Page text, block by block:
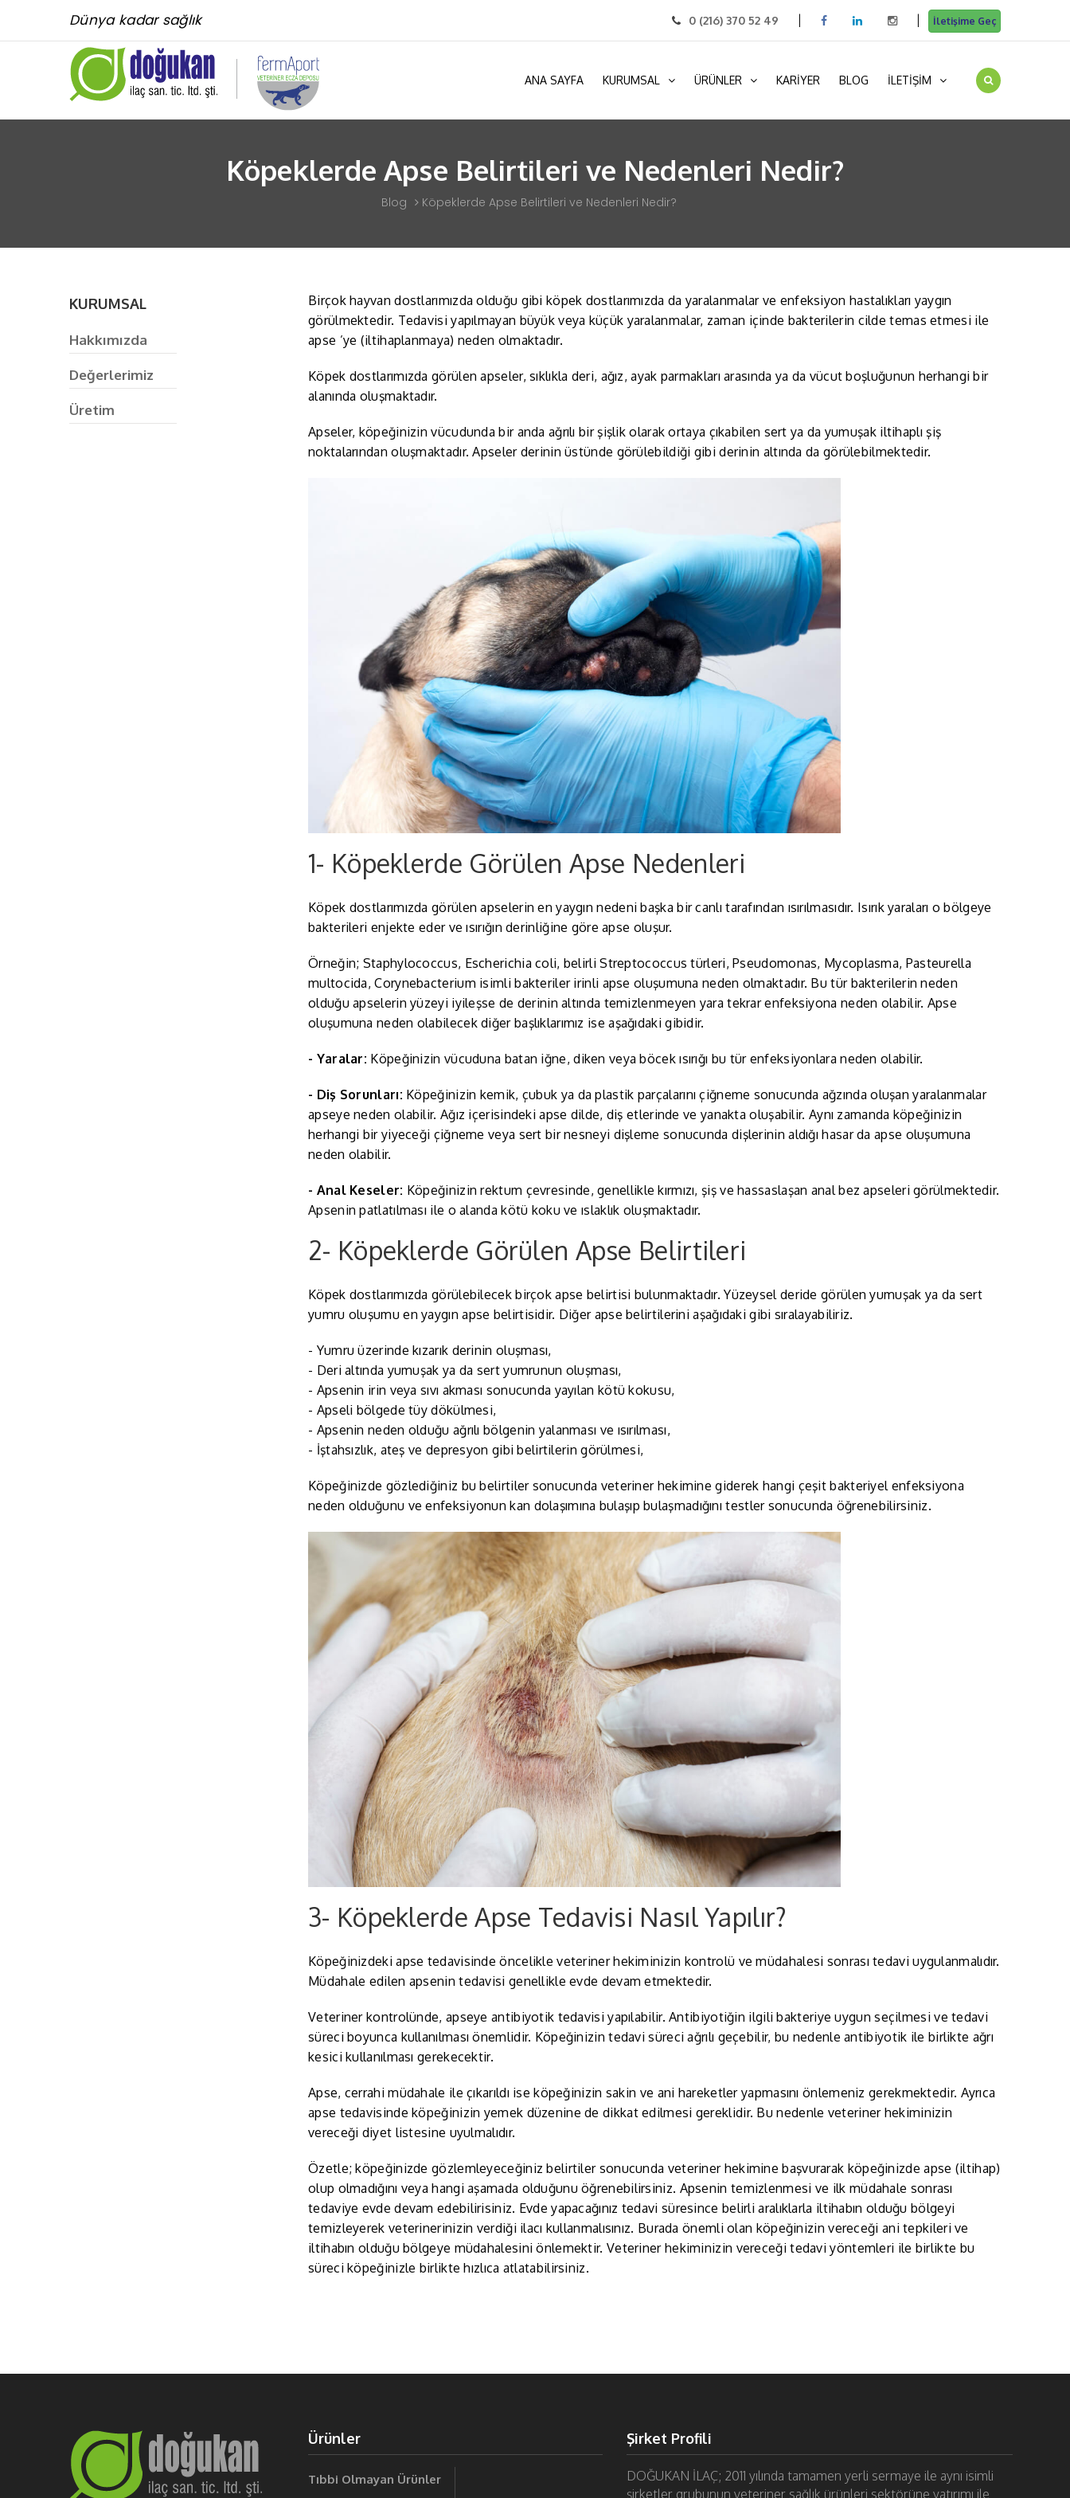
Dünya kadar sağlık 0 (216) 370 52 49 İletişime Geç
ANA SAYFA KURUMSAL ÜRÜNLER KARİYER BLOG İLETİŞİM
Köpeklerde Apse Belirtileri ve Nedenleri Nedir?
Blog Köpeklerde Apse Belirtileri ve Nedenleri Nedir?
KURUMSAL
Hakkımızda
Değerlerimiz
Üretim
Birçok hayvan dostlarımızda olduğu gibi köpek dostlarımızda da yaralanmalar ve enfeksiyon hastalıkları yaygın
görülmektedir. Tedavisi yapılmayan büyük veya küçük yaralanmalar, zaman içinde bakterilerin cilde temas etmesi ile
apse ’ye (iltihaplanmaya) neden olmaktadır.
Köpek dostlarımızda görülen apseler, sıklıkla deri, ağız, ayak parmakları arasında ya da vücut boşluğunun herhangi bir
alanında oluşmaktadır.
Apseler, köpeğinizin vücudunda bir anda ağrılı bir şişlik olarak ortaya çıkabilen sert ya da yumuşak iltihaplı şiş
noktalarından oluşmaktadır. Apseler derinin üstünde görülebildiği gibi derinin altında da görülebilmektedir.
1- Köpeklerde Görülen Apse Nedenleri
Köpek dostlarımızda görülen apselerin en yaygın nedeni başka bir canlı tarafından ısırılmasıdır. Isırık yaraları o bölgeye
bakterileri enjekte eder ve ısırığın derinliğine göre apse oluşur.
Örneğin; Staphylococcus, Escherichia coli, belirli Streptococcus türleri, Pseudomonas, Mycoplasma, Pasteurella
multocida, Corynebacterium isimli bakteriler irinli apse oluşumuna neden olmaktadır. Bu tür bakterilerin neden
olduğu apselerin yüzeyi iyileşse de derinin altında temizlenmeyen yara tekrar enfeksiyona neden olabilir. Apse
oluşumuna neden olabilecek diğer başlıklarımız ise aşağıdaki gibidir.
- Yaralar: Köpeğinizin vücuduna batan iğne, diken veya böcek ısırığı bu tür enfeksiyonlara neden olabilir.
- Diş Sorunları: Köpeğinizin kemik, çubuk ya da plastik parçalarını çiğneme sonucunda ağzında oluşan yaralanmalar
apseye neden olabilir. Ağız içerisindeki apse dilde, diş etlerinde ve yanakta oluşabilir. Aynı zamanda köpeğinizin
herhangi bir yiyeceği çiğneme veya sert bir nesneyi dişleme sonucunda dişlerinin aldığı hasar da apse oluşumuna
neden olabilir.
- Anal Keseler: Köpeğinizin rektum çevresinde, genellikle kırmızı, şiş ve hassaslaşan anal bez apseleri görülmektedir.
Apsenin patlatılması ile o alanda kötü koku ve ıslaklık oluşmaktadır.
2- Köpeklerde Görülen Apse Belirtileri
Köpek dostlarımızda görülebilecek birçok apse belirtisi bulunmaktadır. Yüzeysel deride görülen yumuşak ya da sert
yumru oluşumu en yaygın apse belirtisidir. Diğer apse belirtilerini aşağıdaki gibi sıralayabiliriz.
- Yumru üzerinde kızarık derinin oluşması,
- Deri altında yumuşak ya da sert yumrunun oluşması,
- Apsenin irin veya sıvı akması sonucunda yayılan kötü kokusu,
- Apseli bölgede tüy dökülmesi,
- Apsenin neden olduğu ağrılı bölgenin yalanması ve ısırılması,
- İştahsızlık, ateş ve depresyon gibi belirtilerin görülmesi,
Köpeğinizde gözlediğiniz bu belirtiler sonucunda veteriner hekimine giderek hangi çeşit bakteriyel enfeksiyona
neden olduğunu ve enfeksiyonun kan dolaşımına bulaşıp bulaşmadığını testler sonucunda öğrenebilirsiniz.
3- Köpeklerde Apse Tedavisi Nasıl Yapılır?
Köpeğinizdeki apse tedavisinde öncelikle veteriner hekiminizin kontrolü ve müdahalesi sonrası tedavi uygulanmalıdır.
Müdahale edilen apsenin tedavisi genellikle evde devam etmektedir.
Veteriner kontrolünde, apseye antibiyotik tedavisi yapılabilir. Antibiyotiğin ilgili bakteriye uygun seçilmesi ve tedavi
süreci boyunca kullanılması önemlidir. Köpeğinizin tedavi süreci ağrılı geçebilir, bu nedenle antibiyotik ile birlikte ağrı
kesici kullanılması gerekecektir.
Apse, cerrahi müdahale ile çıkarıldı ise köpeğinizin sakin ve ani hareketler yapmasını önlemeniz gerekmektedir. Ayrıca
apse tedavisinde köpeğinizin yemek düzenine de dikkat edilmesi gereklidir. Bu nedenle veteriner hekiminizin
vereceği diyet listesine uyulmalıdır.
Özetle; köpeğinizde gözlemleyeceğiniz belirtiler sonucunda veteriner hekimine başvurarak köpeğinizde apse (iltihap)
olup olmadığını veya hangi aşamada olduğunu öğrenebilirsiniz. Apsenin temizlenmesi ve ilk müdahale sonrası
tedaviye evde devam edebilirisiniz. Evde yapacağınız tedavi süresince belirli aralıklarla iltihabın olduğu bölgeyi
temizleyerek veterinerinizin verdiği ilacı kullanmalısınız. Burada önemli olan köpeğinizin vereceği ani tepkileri ve
iltihabın olduğu bölgeye müdahalesini önlemektir. Veteriner hekiminizin vereceği tedavi yöntemleri ile birlikte bu
süreci köpeğinizle birlikte hızlıca atlatabilirsiniz.
Ürünler
Tıbbi Olmayan Ürünler
Şirket Profili
DOĞUKAN İLAÇ; 2011 yılında tamamen yerli sermaye ile aynı isimli
şirketler grubunun veteriner sağlık ürünleri sektörüne yatırımı ile